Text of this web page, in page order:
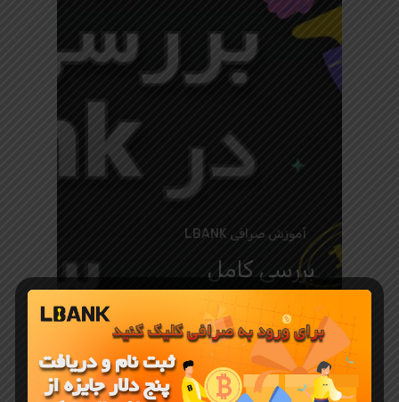
آموزش صرافی LBANK
بررسی کامل
صرافی ال
بانک LBank
در سال